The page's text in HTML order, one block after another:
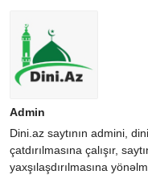
Admin
Dini.az saytının admini,
çatdırılmasına çalışır,
yaxşılaşdırılmasına